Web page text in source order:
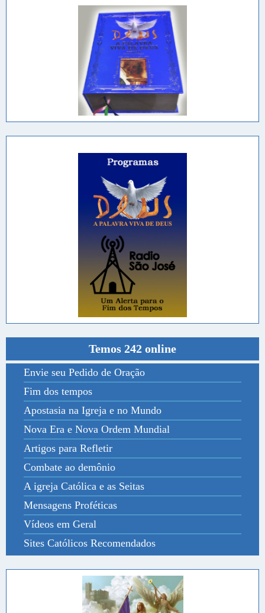
Temos 242 online
Envie seu Pedido de Oração
Fim dos tempos
Apostasia na Igreja e no Mundo
Nova Era e Nova Ordem Mundial
Artigos para Refletir
Combate ao demônio
A igreja Católica e as Seitas
Mensagens Proféticas
Vídeos em Geral
Sites Católicos Recomendados